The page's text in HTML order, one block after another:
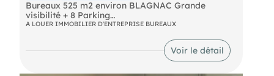
Bureaux 525 m2 environ BLAGNAC Grande
visibilité + 8 Parking
commercial d'environ 525 m2 situé sur la
commune de Blagnac, à l'ouest de Toulouse.
Le bien bénéficie d'un emplacement sur un axe
A LOUER IMMOBILIER D'ENTREPRISE BUREAUX
Voir le détail